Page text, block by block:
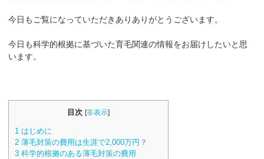
今日もご覧になっていただきありありがとうございます。
今日も科学的根拠に基づいた育毛関連の情報をお届けしたいと思
います。
目次 [非表示]
1 はじめに
2 薄毛対策の費用は生涯で2,000万円？
3 科学的根拠のある薄毛対策の費用